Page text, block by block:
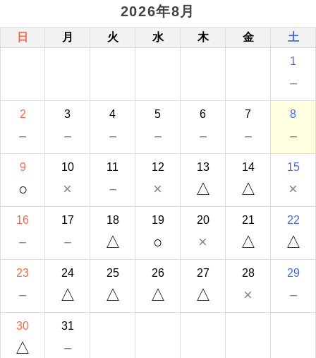
2026年8月
日 月 火 水 木 金
土
1
－
2
－
3
－
4
－
5
－
6
－
7
－
8
－
9
○
10
×
11
－
12
×
13
△
14
△
15
×
16
－
17
－
18
△
19
○
20
×
21
△
22
△
23
－
24
△
25
△
26
△
27
△
28
×
29
－
30
△
31
－